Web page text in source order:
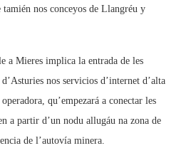
nos conceyos de Llangréu y
a Mieres implica la entrada de les
nos servicios d’internet d’alta
qu’empezará a conectar les
a partir d’un nodu allugáu na zona de
de l’autovía minera.